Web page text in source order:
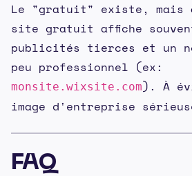
Le "gratuit" existe, mais
site gratuit affiche
publicités tierces et un
peu professionnel (ex:
monsite.wixsite.com). À
image d'entreprise
FAQ